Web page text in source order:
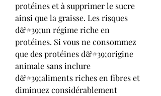
protéines et à supprimer le sucre
ainsi que la graisse. Les risques
d&#39;un régime riche en
protéines. Si vous ne consommez
que des protéines d&#39;origine
animale sans inclure
d&#39;aliments riches en fibres et
diminuez considérablement